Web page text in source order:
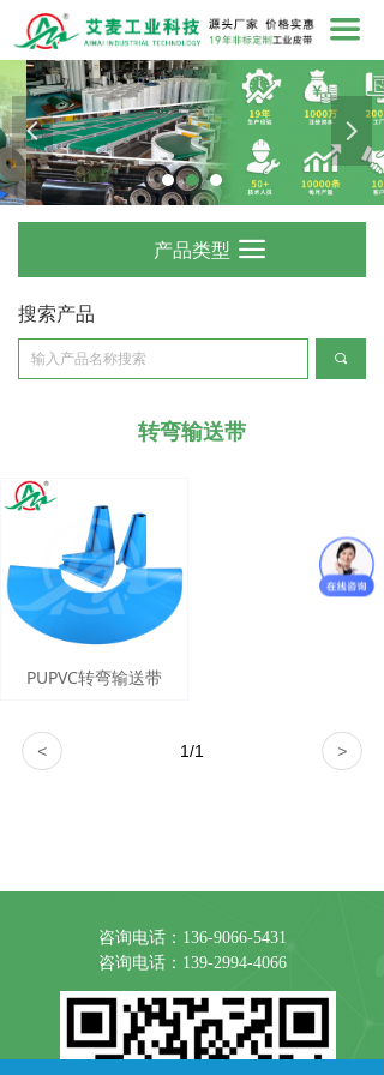
끀
넳 넲
产品类型 끀
搜索产品
끠
转弯输送带
PUPVC转弯输送带
< >
1/1
咨询电话：136-9066-5431
咨询电话：139-2994-4066